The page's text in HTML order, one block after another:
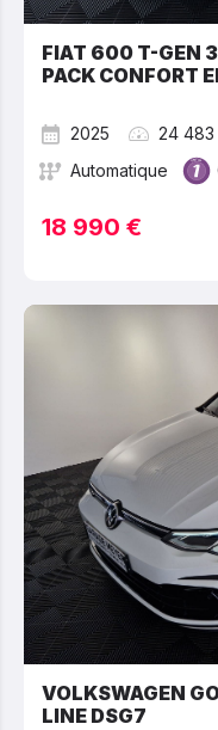
FIAT 600 T-GEN
PACK CONFORT
2025 24 483
Automatique
18 990 €
VOLKSWAGEN
LINE DSG7